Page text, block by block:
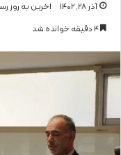
آذر ۲۸, ۱۴۰۲ اخرین به روز رسانی: